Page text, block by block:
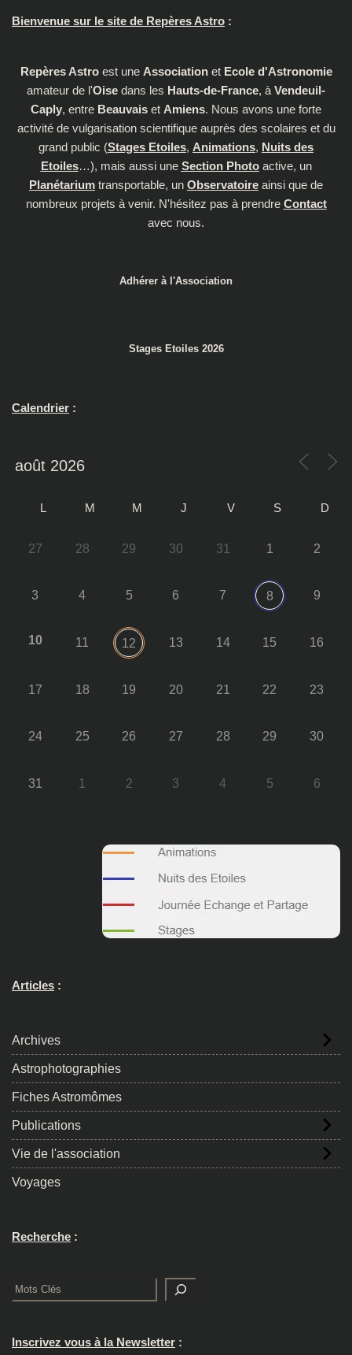
Bienvenue sur le site de Repères Astro :
Repères Astroest une Associationet Ecole d'Astronomie
amateur de l'Oise dans les Hauts-de-France, à Vendeuil-
Caply, entre Beauvais et Amiens. Nous avons une forte
activité de vulgarisation scientifique auprès des scolaires et du
grand public (Stages Etoiles, Animations, Nuits des
Etoiles…), mais aussi une Section Photoactive, un
Planétarium transportable, un Observatoire ainsi que de
nombreux projets à venir. N'hésitez pas à prendre Contact
avec nous.
Adhérer à l'Association
Stages Etoiles 2026
Calendrier :
L M M J V S D
27 28 29 30 31 1 2
3 4 5 6 7 8 9
10 11 12 13 14 15 16
17 18 19 20 21 22 23
24 25 26 27 28 29 30
31 1 2 3 4 5 6
Articles :
Archives
Astrophotographies
Fiches Astromômes
Publications
Vie de l'association
Voyages
Recherche :
Rechercher
Inscrivez vous à la Newsletter :